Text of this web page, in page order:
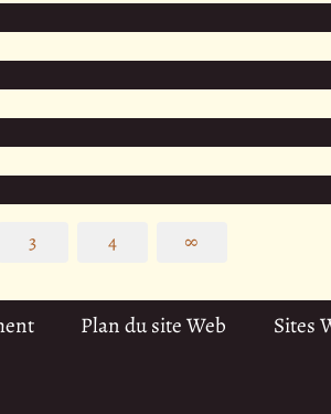
3 4 ∞
Plan du site Web Sites